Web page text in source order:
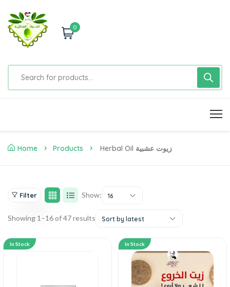
0
Home Products Herbal Oil زيوت عشبية
Filter Show: 16
Showing 1–16 of 47 results Sort by latest
In Stock In Stock